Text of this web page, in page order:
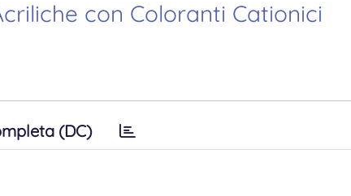
con Coloranti Cationici
(DC)